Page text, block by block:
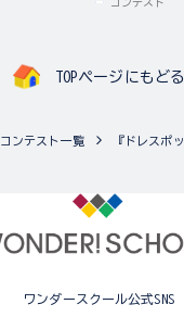
コンテスト
TOPページにもどる
コンテスト一覧
ワンダースクール公式SNS